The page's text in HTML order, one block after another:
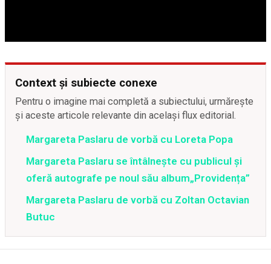
Context și subiecte conexe
Pentru o imagine mai completă a subiectului, urmărește
și aceste articole relevante din același flux editorial.
Margareta Paslaru de vorbă cu Loreta Popa
Margareta Paslaru se întâlnește cu publicul și
oferă autografe pe noul său album„Providența”
Margareta Paslaru de vorbă cu Zoltan Octavian
Butuc